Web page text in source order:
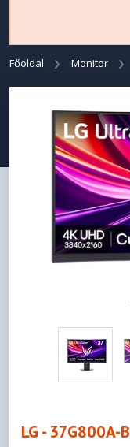
Főoldal Monitor
LG - 37G800A-B